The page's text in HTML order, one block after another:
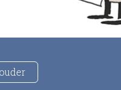
ouder